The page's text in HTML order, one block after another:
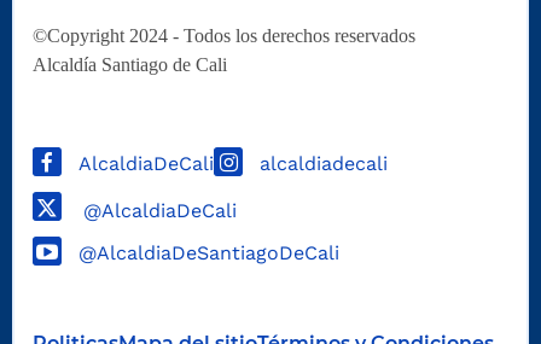
©Copyright 2024 - Todos los derechos reservados
Alcaldía Santiago de Cali
AlcaldiaDeCali alcaldiadecali
@AlcaldiaDeCali
@AlcaldiaDeSantiagoDeCali